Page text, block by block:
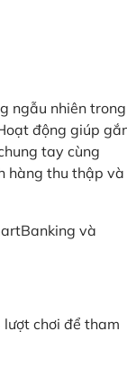
ngẫu nhiên trong
động giúp
tay cùng
hàng thu thập và
và
chơi để tham